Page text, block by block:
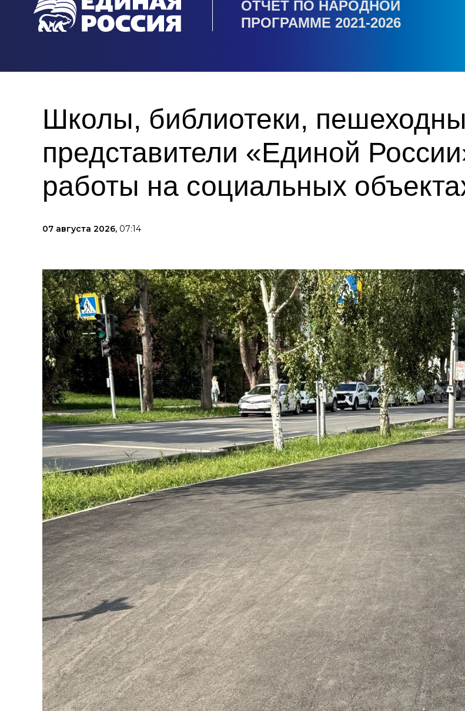
ОТЧЕТ ПО НАРОДНОЙ
ПРОГРАММЕ 2021-2026
Школы, библиотеки,
представители «Единой
работы на социальных
07 августа 2026, 07:14